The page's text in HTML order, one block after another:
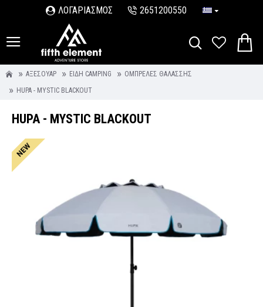
ΛΟΓΑΡΙΑΣΜΟΣ 2651200550
ΑΞΕΣΟΥΆΡ ΕΊΔΗ CAMPING
ΟΜΠΡΈΛΕΣ ΘΑΛΆΣΣΗΣ
HUPA - MYSTIC BLACKOUT
HUPA - MYSTIC BLACKOUT
NEW